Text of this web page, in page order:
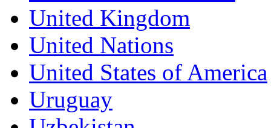
United Kingdom
United Nations
United States of America
Uruguay